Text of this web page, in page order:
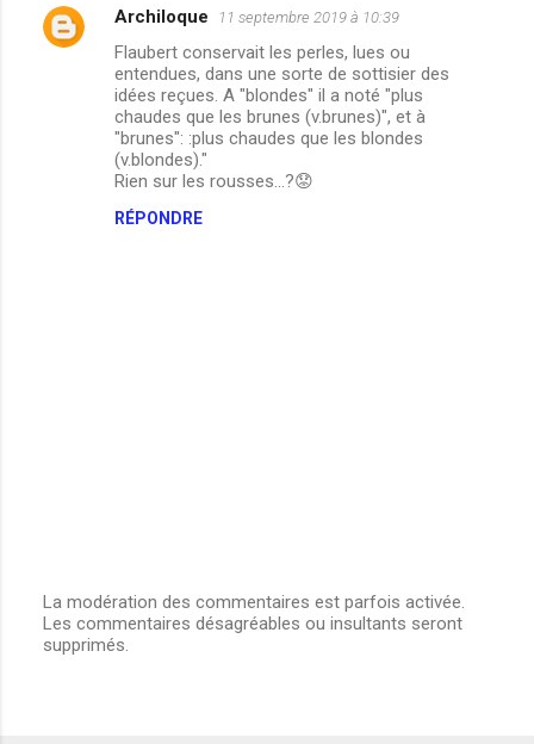
Archiloque 11 septembre 2019 à 10:39
Flaubert conservait les perles, lues ou
entendues, dans une sorte de sottisier des
idées reçues. A "blondes" il a noté "plus
chaudes que les brunes (v.brunes)", et à
"brunes": :plus chaudes que les blondes
(v.blondes)."
Rien sur les rousses...?😟
RÉPONDRE
E
n
La modération des commentaires est parfois activée.
Les commentaires désagréables ou insultants seront
supprimés.